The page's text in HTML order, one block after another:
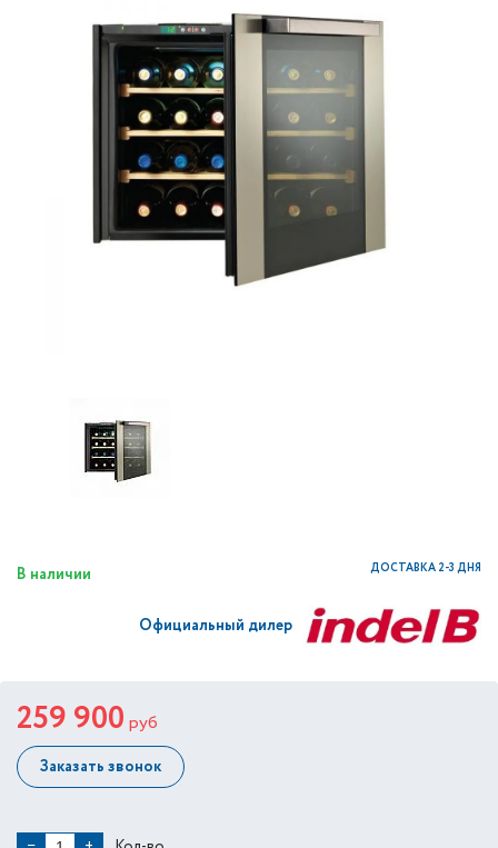
В наличии ДОСТАВКА 2-3 ДНЯ
Официальный дилер
259 900 руб
Заказать звонок